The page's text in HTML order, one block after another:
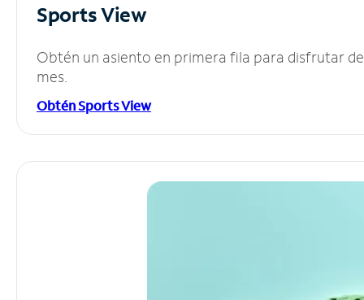
Sports View
Obtén un asiento en primera fila para disfrutar
mes.
Obtén Sports View